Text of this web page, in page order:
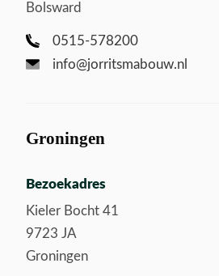
Bolsward
0515-578200
info@jorritsmabouw.nl
Groningen
Bezoekadres
Kieler Bocht 41
9723 JA
Groningen